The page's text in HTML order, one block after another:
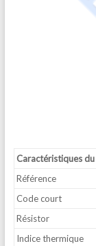
Caractéristiques
Référence
Code court
Résistor
Indice thermique